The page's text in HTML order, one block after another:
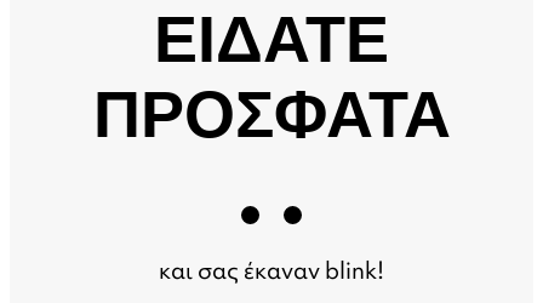
ΕΙΔΑΤΕ
ΠΡΟΣΦΑΤΑ
και σας έκαναν blink!